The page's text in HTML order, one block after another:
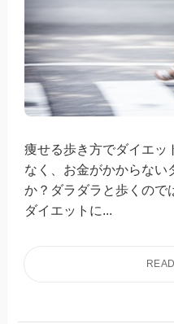
痩せる歩き方でダイエッ
なく、お金がかからない
か？ダラダラと歩くので
ダイエットに...